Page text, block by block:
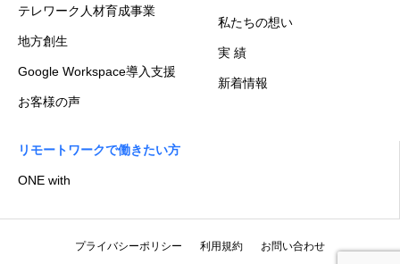
テレワーク人材育成事業
地方創生
Google Workspace導入支援
お客様の声
私たちの想い
実 績
新着情報
リモートワークで働きたい方
ONE with
プライバシーポリシー 利用規約 お問い合わせ